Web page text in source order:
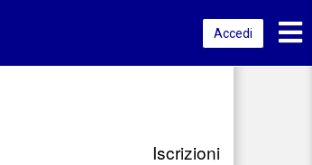
Accedi
Iscrizioni